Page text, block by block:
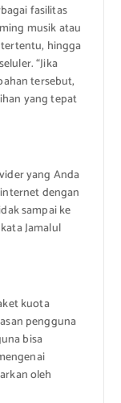
fasilitas
musik atau
hingga
“Jika
tersebut,
yang tepat
yang Anda
dengan
sampai ke
Jamalul
kuota
pengguna
bisa
oleh